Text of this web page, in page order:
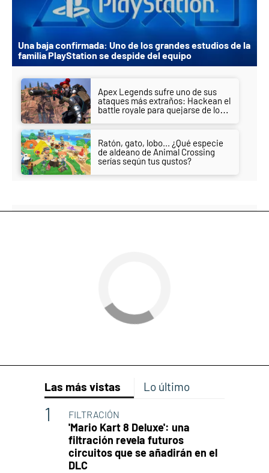
Una baja confirmada: Uno de los grandes estudios de la
familia PlayStation se despide del equipo
Apex Legends sufre uno de sus
ataques más extraños: Hackean el
battle royale para quejarse de los
Ratón, gato, lobo... ¿Qué especie
de aldeano de Animal Crossing
serías según tus gustos?
Las más vistas Lo último
FILTRACIÓN
'Mario Kart 8 Deluxe': una
filtración revela futuros
circuitos que se añadirán en el
DLC